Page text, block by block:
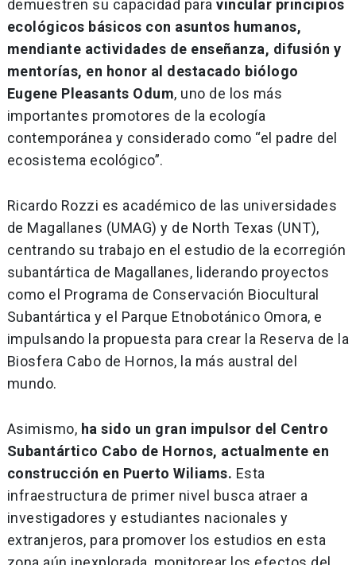
demuestren su capacidad paravincular principios
ecológicos básicos con asuntos humanos,
mendiante actividades de enseñanza, difusión y
mentorías, en honor al destacado biólogo
Eugene Pleasants Odum, uno de los más
importantes promotores de la ecología
contemporánea y considerado como “el padre del
ecosistema ecológico”.
Ricardo Rozzi es académico de las universidades
de Magallanes (UMAG) y de North Texas (UNT),
centrando su trabajo en el estudio de la ecorregión
subantártica de Magallanes, liderando proyectos
como el Programa de Conservación Biocultural
Subantártica y el Parque Etnobotánico Omora, e
impulsando la propuesta para crear la Reserva de la
Biosfera Cabo de Hornos, la más austral del
mundo.
Asimismo, ha sido un gran impulsor del Centro
Subantártico Cabo de Hornos, actualmente en
construcción en Puerto Wiliams. Esta
infraestructura de primer nivel busca atraer a
investigadores y estudiantes nacionales y
extranjeros, para promover los estudios en esta